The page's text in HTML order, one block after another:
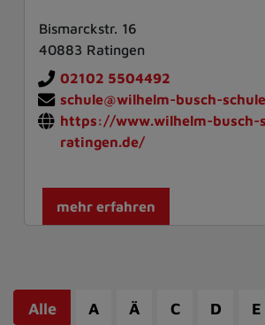
Bismarckstr. 16
40883 Ratingen
02102 5504492
schule@wilhelm-busch-
https://www.wilhelm-busch-
ratingen.de/
mehr erfahren
Alle A Ä C D E